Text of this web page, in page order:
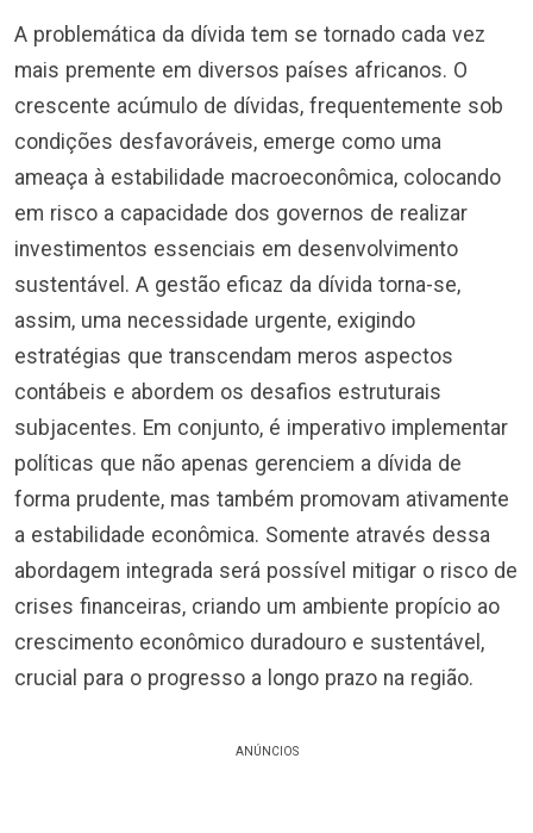
A problemática da dívida tem se tornado cada vez
mais premente em diversos países africanos. O
crescente acúmulo de dívidas, frequentemente sob
condições desfavoráveis, emerge como uma
ameaça à estabilidade macroeconômica, colocando
em risco a capacidade dos governos de realizar
investimentos essenciais em desenvolvimento
sustentável. A gestão eficaz da dívida torna-se,
assim, uma necessidade urgente, exigindo
estratégias que transcendam meros aspectos
contábeis e abordem os desafios estruturais
subjacentes. Em conjunto, é imperativo implementar
políticas que não apenas gerenciem a dívida de
forma prudente, mas também promovam ativamente
a estabilidade econômica. Somente através dessa
abordagem integrada será possível mitigar o risco de
crises financeiras, criando um ambiente propício ao
crescimento econômico duradouro e sustentável,
crucial para o progresso a longo prazo na região.
ANÚNCIOS